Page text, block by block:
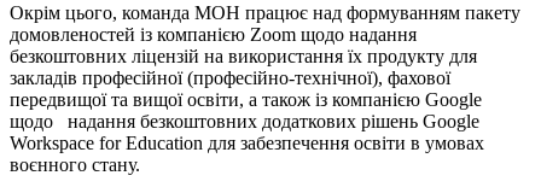
Окрім цього, команда МОН працює над формуванням пакету
домовленостей із компанією Zoom щодо надання
безкоштовних ліцензій на використання їх продукту для
закладів професійної (професійно-технічної), фахової
передвищої та вищої освіти, а також із компанією Google
щодо надання безкоштовних додаткових рішень Google
Workspace for Education для забезпечення освіти в умовах
воєнного стану.